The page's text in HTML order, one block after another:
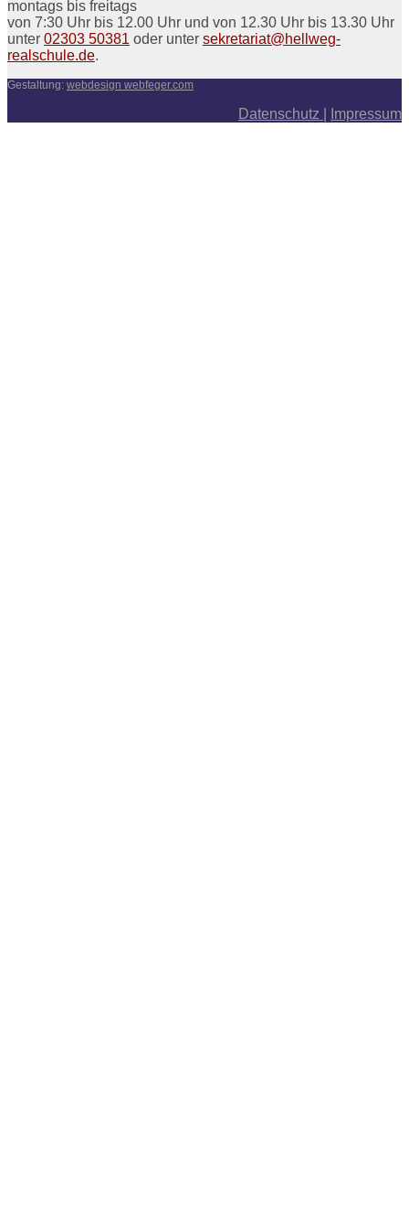
montags bis freitags
von 7:30 Uhr bis 12.00 Uhr und von 12.30 Uhr bis 13.30 Uhr
unter 02303 50381 oder unter sekretariat@hellweg-
realschule.de.
Gestaltung: webdesign webfeger.com
Datenschutz Impressum